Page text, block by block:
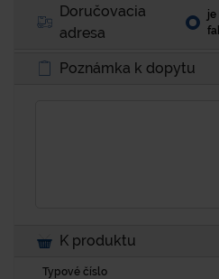
Doručovacia
adresa
je
Poznámka k dopytu
K produktu
Typové číslo